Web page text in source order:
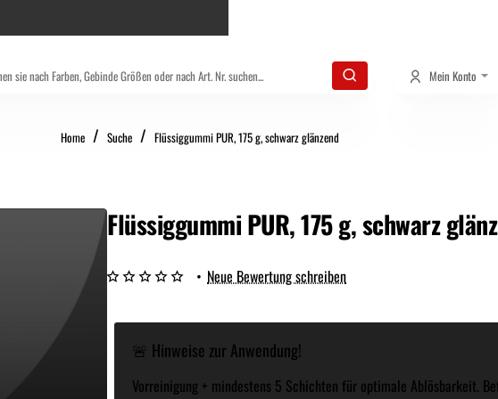
Mein Konto
Home home Suche Flüssiggummi PUR, 175 g, schwarz glänzend
Flüssiggummi PUR, 175 g, schwarz
🚨 Hinweise zur Anwendung!
Vorreinigung + mindestens 5 Schichten für optimale Ablösbarkeit.
• Neue Bewertung schreiben